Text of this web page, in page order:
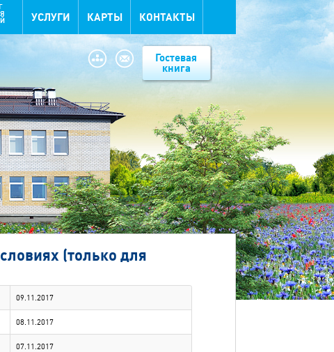
УСЛУГИ КАРТЫ КОНТАКТЫ
Гостевая
книга
(только для
09.11.2017
08.11.2017
07.11.2017